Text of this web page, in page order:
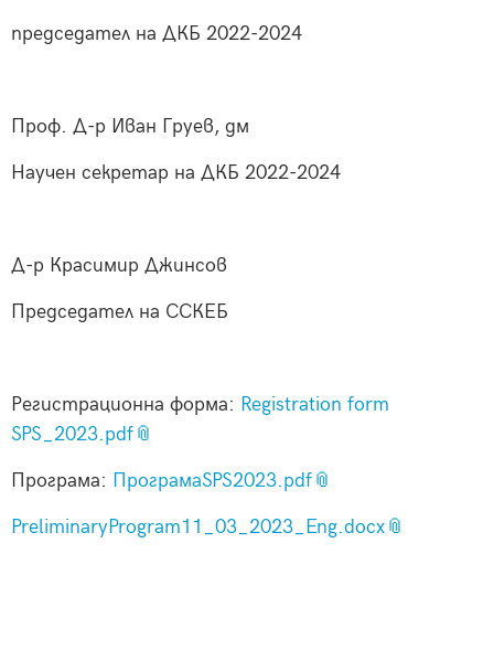
председател на ДКБ 2022-2024
Проф. Д-р Иван Груев, дм
Научен секретар на ДКБ 2022-2024
Д-р Красимир Джинсов
Председател на ССКЕБ
Регистрационна форма: Registration form
SPS_2023.pdf
Програма: ПрограмаSPS2023.pdf
PreliminaryProgram11_03_2023_Eng.docx